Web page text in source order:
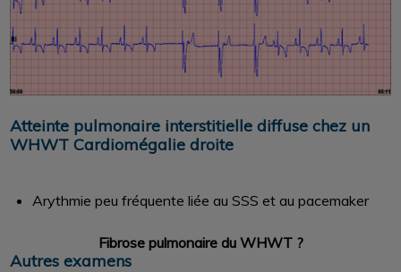
Atteinte pulmonaire interstitielle diffuse chez un
WHWT Cardiomégalie droite
Arythmie peu fréquente liée au SSS et au pacemaker
Fibrose pulmonaire du WHWT ?
Autres examens